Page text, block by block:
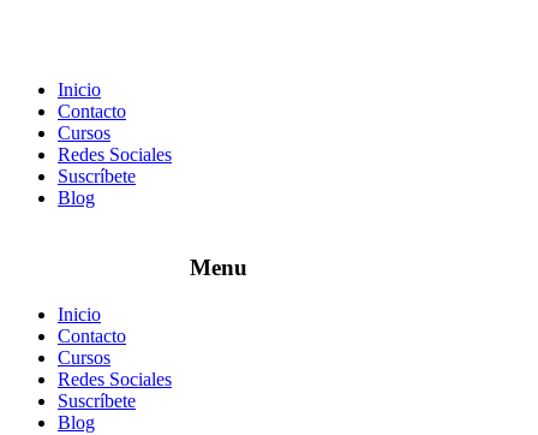
Inicio
Contacto
Cursos
Redes Sociales
Suscríbete
Blog
Inicio
Contacto
Cursos
Redes Sociales
Suscríbete
Blog